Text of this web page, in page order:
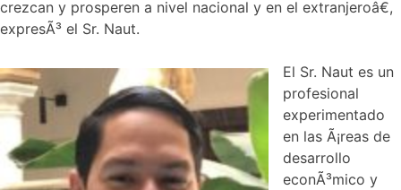
crezcan y prosperen a nivel nacional y en el extranjeroâ€,
expresÃ³ el Sr. Naut.
El Sr. Naut es un
profesional
experimentado
en las Ã¡reas de
desarrollo
econÃ³mico y